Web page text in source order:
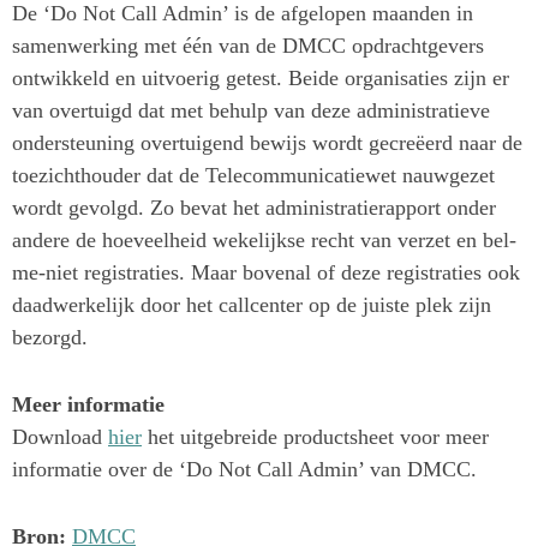
De ‘Do Not Call Admin’ is de afgelopen maanden in
samenwerking met één van de DMCC opdrachtgevers
ontwikkeld en uitvoerig getest. Beide organisaties zijn er
van overtuigd dat met behulp van deze administratieve
ondersteuning overtuigend bewijs wordt gecreëerd naar de
toezichthouder dat de Telecommunicatiewet nauwgezet
wordt gevolgd. Zo bevat het administratierapport onder
andere de hoeveelheid wekelijkse recht van verzet en bel-
me-niet registraties. Maar bovenal of deze registraties ook
daadwerkelijk door het callcenter op de juiste plek zijn
bezorgd.
Meer informatie
Download hier het uitgebreide productsheet voor meer
informatie over de ‘Do Not Call Admin’ van DMCC.
Bron: DMCC